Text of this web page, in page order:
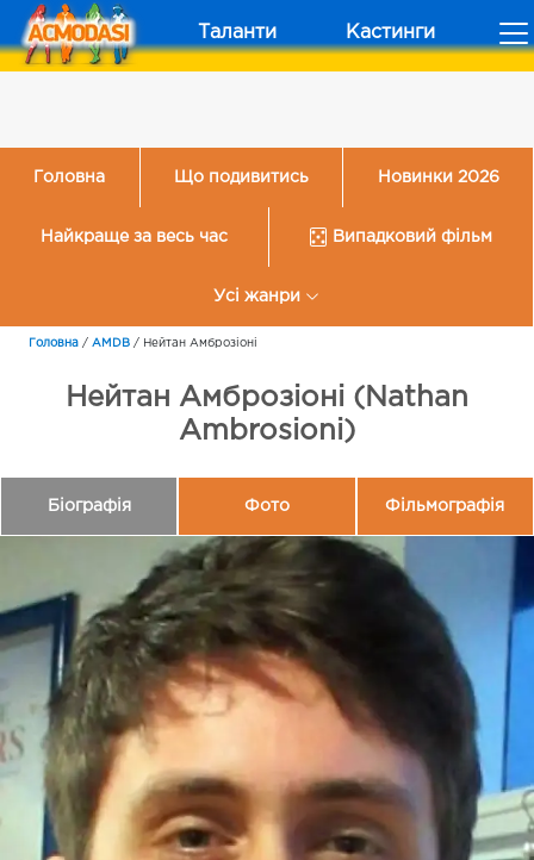
Таланти Кастинги
Головна Що подивитись Новинки 2026
Найкраще за весь час Випадковий фільм
Усі жанри
Головна / AMDB / Нейтан Амброзіоні
Нейтан Амброзіоні (Nathan
Ambrosioni)
Біографія Фото Фільмографія